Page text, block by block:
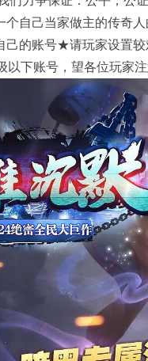
个自己当家做主的传奇
的账号★请玩家设置较
以下账号，望各位玩家